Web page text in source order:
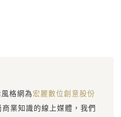
格網為宏麗數位創意股份
業知識的線上媒體，我們